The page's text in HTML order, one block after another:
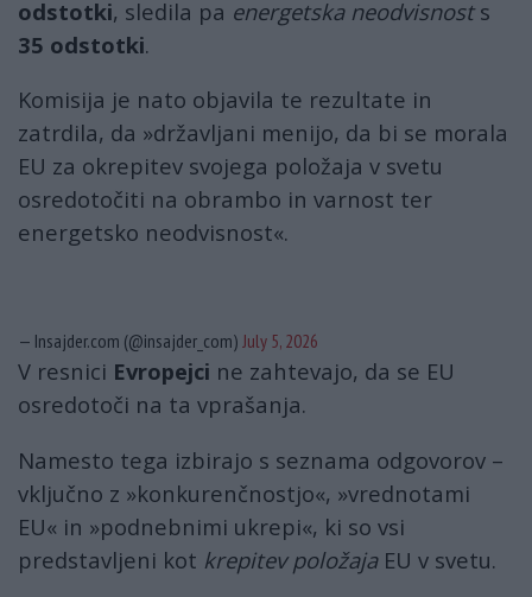
odstotki, sledila pa energetska neodvisnosts
35 odstotki.
Komisija je nato objavila te rezultate in
zatrdila, da »državljani menijo, da bi se morala
EU za okrepitev svojega položaja v svetu
osredotočiti na obrambo in varnost ter
energetsko neodvisnost«.
— Insajder.com (@insajder_com) July 5, 2026
V resnici Evropejci ne zahtevajo, da se EU
osredotoči na ta vprašanja.
Namesto tega izbirajo s seznama odgovorov –
vključno z »konkurenčnostjo«, »vrednotami
EU« in »podnebnimi ukrepi«, ki so vsi
predstavljeni kot krepitev položajaEU v svetu.